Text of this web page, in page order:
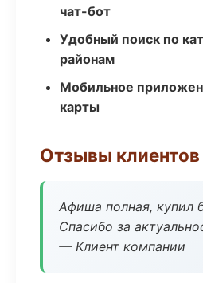
чат-бот
Удобный поиск по
районам
Мобильное
карты
Отзывы клиентов
Афиша полная, купил
Спасибо за
— Клиент компании